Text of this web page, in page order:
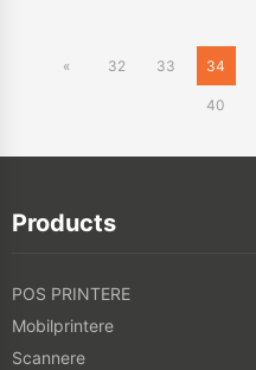
«
32 33 34
40
Products
POS PRINTERE
Mobilprintere
Scannere